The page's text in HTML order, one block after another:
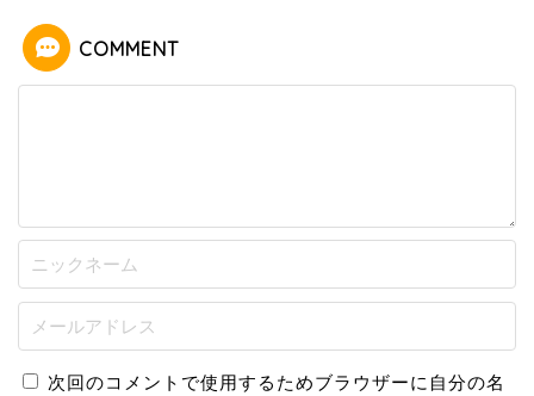
COMMENT
次回のコメントで使用するためブラウザーに自分の名